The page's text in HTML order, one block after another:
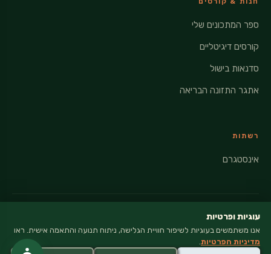
ספר המתכונים שלי
קורסים דיגיטליים
סדנאות בישול
אתגר התזונה הבריאה
רשתות
אינסטגרם
© 2026 VEGANATI · כל הזכויות שמורות
עוגיות ופרטיות
אנו משתמשים בעוגיות לשיפור חוויית הגלישה, ניתוח תנועה והתאמה אישית. ראו
מדיניות הפרטיות.